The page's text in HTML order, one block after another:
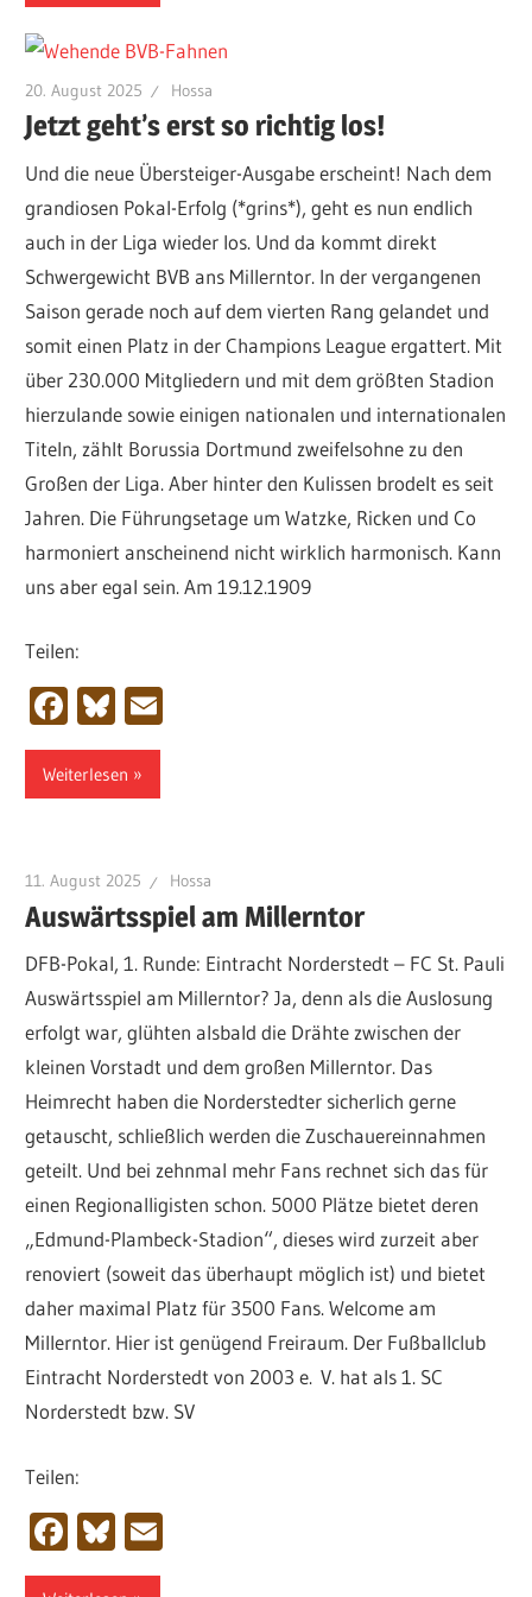
20. August 2025 Hossa
Jetzt geht’s erst so richtig los!
Und die neue Übersteiger-Ausgabe erscheint! Nach dem
grandiosen Pokal-Erfolg (*grins*), geht es nun endlich
auch in der Liga wieder los. Und da kommt direkt
Schwergewicht BVB ans Millerntor. In der vergangenen
Saison gerade noch auf dem vierten Rang gelandet und
somit einen Platz in der Champions League ergattert. Mit
über 230.000 Mitgliedern und mit dem größten Stadion
hierzulande sowie einigen nationalen und internationalen
Titeln, zählt Borussia Dortmund zweifelsohne zu den
Großen der Liga. Aber hinter den Kulissen brodelt es seit
Jahren. Die Führungsetage um Watzke, Ricken und Co
harmoniert anscheinend nicht wirklich harmonisch. Kann
uns aber egal sein. Am 19.12.1909
Teilen:
Facebook
Bluesky
Weiterlesen
11. August 2025 Hossa
Auswärtsspiel am Millerntor
DFB-Pokal, 1. Runde: Eintracht Norderstedt – FC St. Pauli
Auswärtsspiel am Millerntor? Ja, denn als die Auslosung
erfolgt war, glühten alsbald die Drähte zwischen der
kleinen Vorstadt und dem großen Millerntor. Das
Heimrecht haben die Norderstedter sicherlich gerne
getauscht, schließlich werden die Zuschauereinnahmen
geteilt. Und bei zehnmal mehr Fans rechnet sich das für
einen Regionalligisten schon. 5000 Plätze bietet deren
„Edmund-Plambeck-Stadion“, dieses wird zurzeit aber
renoviert (soweit das überhaupt möglich ist) und bietet
daher maximal Platz für 3500 Fans. Welcome am
Millerntor. Hier ist genügend Freiraum. Der Fußballclub
Eintracht Norderstedt von 2003 e. V. hat als 1. SC
Norderstedt bzw. SV
Teilen:
Facebook
Bluesky